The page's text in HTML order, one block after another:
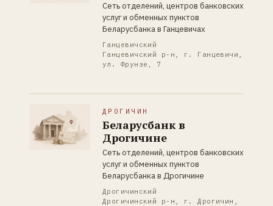
Сеть отделений, центров банковских
услуг и обменных пунктов
Беларусбанка в Ганцевичах
Ганцевичский
Ганцевичский р-н, г. Ганцевичи,
ул. Фрунзе, 7
ДРОГИЧИН
Беларусбанк в
Дрогичине
Сеть отделений, центров банковских
услуг и обменных пунктов
Беларусбанка в Дрогичине
Дрогичинский
Дрогичинский р-н, г. Дрогичин,